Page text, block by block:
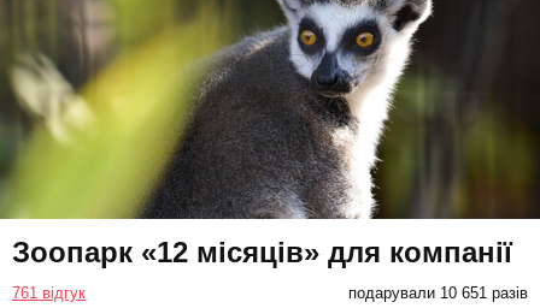
Зоопарк «12 місяців» для компанії
761 відгук подарували 10 651 разів